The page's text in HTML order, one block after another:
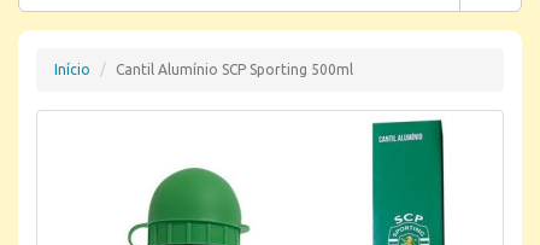
Início Cantil Alumínio SCP Sporting 500ml